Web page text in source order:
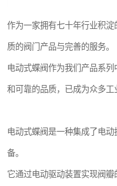
作为一家拥有七十年行业积
质的阀门产品与完善的服务。
电动式蝶阀作为我们产品系
和可靠的品质，已成为众多工
电动式蝶阀是一种集成了电
备。
它通过电动驱动装置实现阀